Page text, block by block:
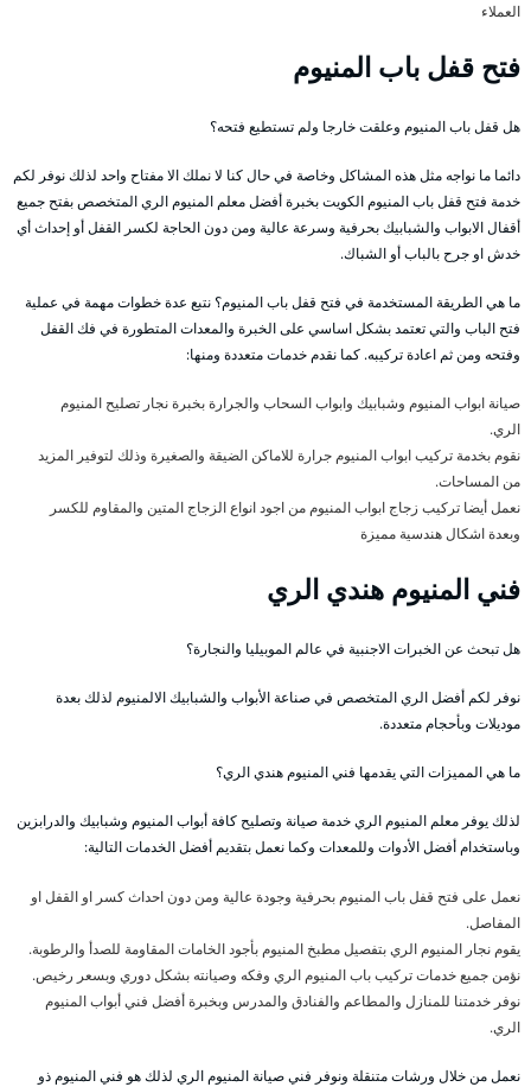
العملاء
فتح قفل باب المنيوم
هل قفل باب المنيوم وعلقت خارجا ولم تستطيع فتحه؟
دائما ما نواجه مثل هذه المشاكل وخاصة في حال كنا لا نملك الا مفتاح واحد لذلك نوفر لكم
خدمة فتح قفل باب المنيوم الكويت بخبرة أفضل معلم المنيوم الري المتخصص بفتح جميع
أقفال الابواب والشبابيك بحرفية وسرعة عالية ومن دون الحاجة لكسر القفل أو إحداث أي
خدش او جرح بالباب أو الشباك.
ما هي الطريقة المستخدمة في فتح قفل باب المنيوم؟ نتبع عدة خطوات مهمة في عملية
فتح الباب والتي تعتمد بشكل اساسي على الخبرة والمعدات المتطورة في فك القفل
وفتحه ومن ثم اعادة تركيبه. كما نقدم خدمات متعددة ومنها:
صيانة ابواب المنيوم وشبابيك وابواب السحاب والجرارة بخبرة نجار تصليح المنيوم
الري.
نقوم بخدمة تركيب ابواب المنيوم جرارة للاماكن الضيقة والصغيرة وذلك لتوفير المزيد
من المساحات.
نعمل أيضا تركيب زجاج ابواب المنيوم من اجود انواع الزجاج المتين والمقاوم للكسر
وبعدة اشكال هندسية مميزة
فني المنيوم هندي الري
هل تبحث عن الخبرات الاجنبية في عالم الموبيليا والنجارة؟
نوفر لكم أفضل الري المتخصص في صناعة الأبواب والشبابيك الالمنيوم لذلك بعدة
موديلات وبأحجام متعددة.
ما هي المميزات التي يقدمها فني المنيوم هندي الري؟
لذلك يوفر معلم المنيوم الري خدمة صيانة وتصليح كافة أبواب المنيوم وشبابيك والدرابزين
وباستخدام أفضل الأدوات وللمعدات وكما نعمل بتقديم أفضل الخدمات التالية:
نعمل على فتح قفل باب المنيوم بحرفية وجودة عالية ومن دون احداث كسر او القفل او
المفاصل.
يقوم نجار المنيوم الري بتفصيل مطبخ المنيوم بأجود الخامات المقاومة للصدأ والرطوبة.
نؤمن جميع خدمات تركيب باب المنيوم الري وفكه وصيانته بشكل دوري وبسعر رخيص.
نوفر خدمتنا للمنازل والمطاعم والفنادق والمدرس وبخبرة أفضل فني أبواب المنيوم
الري.
نعمل من خلال ورشات متنقلة ونوفر فني صيانة المنيوم الري لذلك هو فني المنيوم ذو